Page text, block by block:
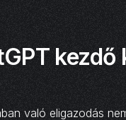
való eligazodás